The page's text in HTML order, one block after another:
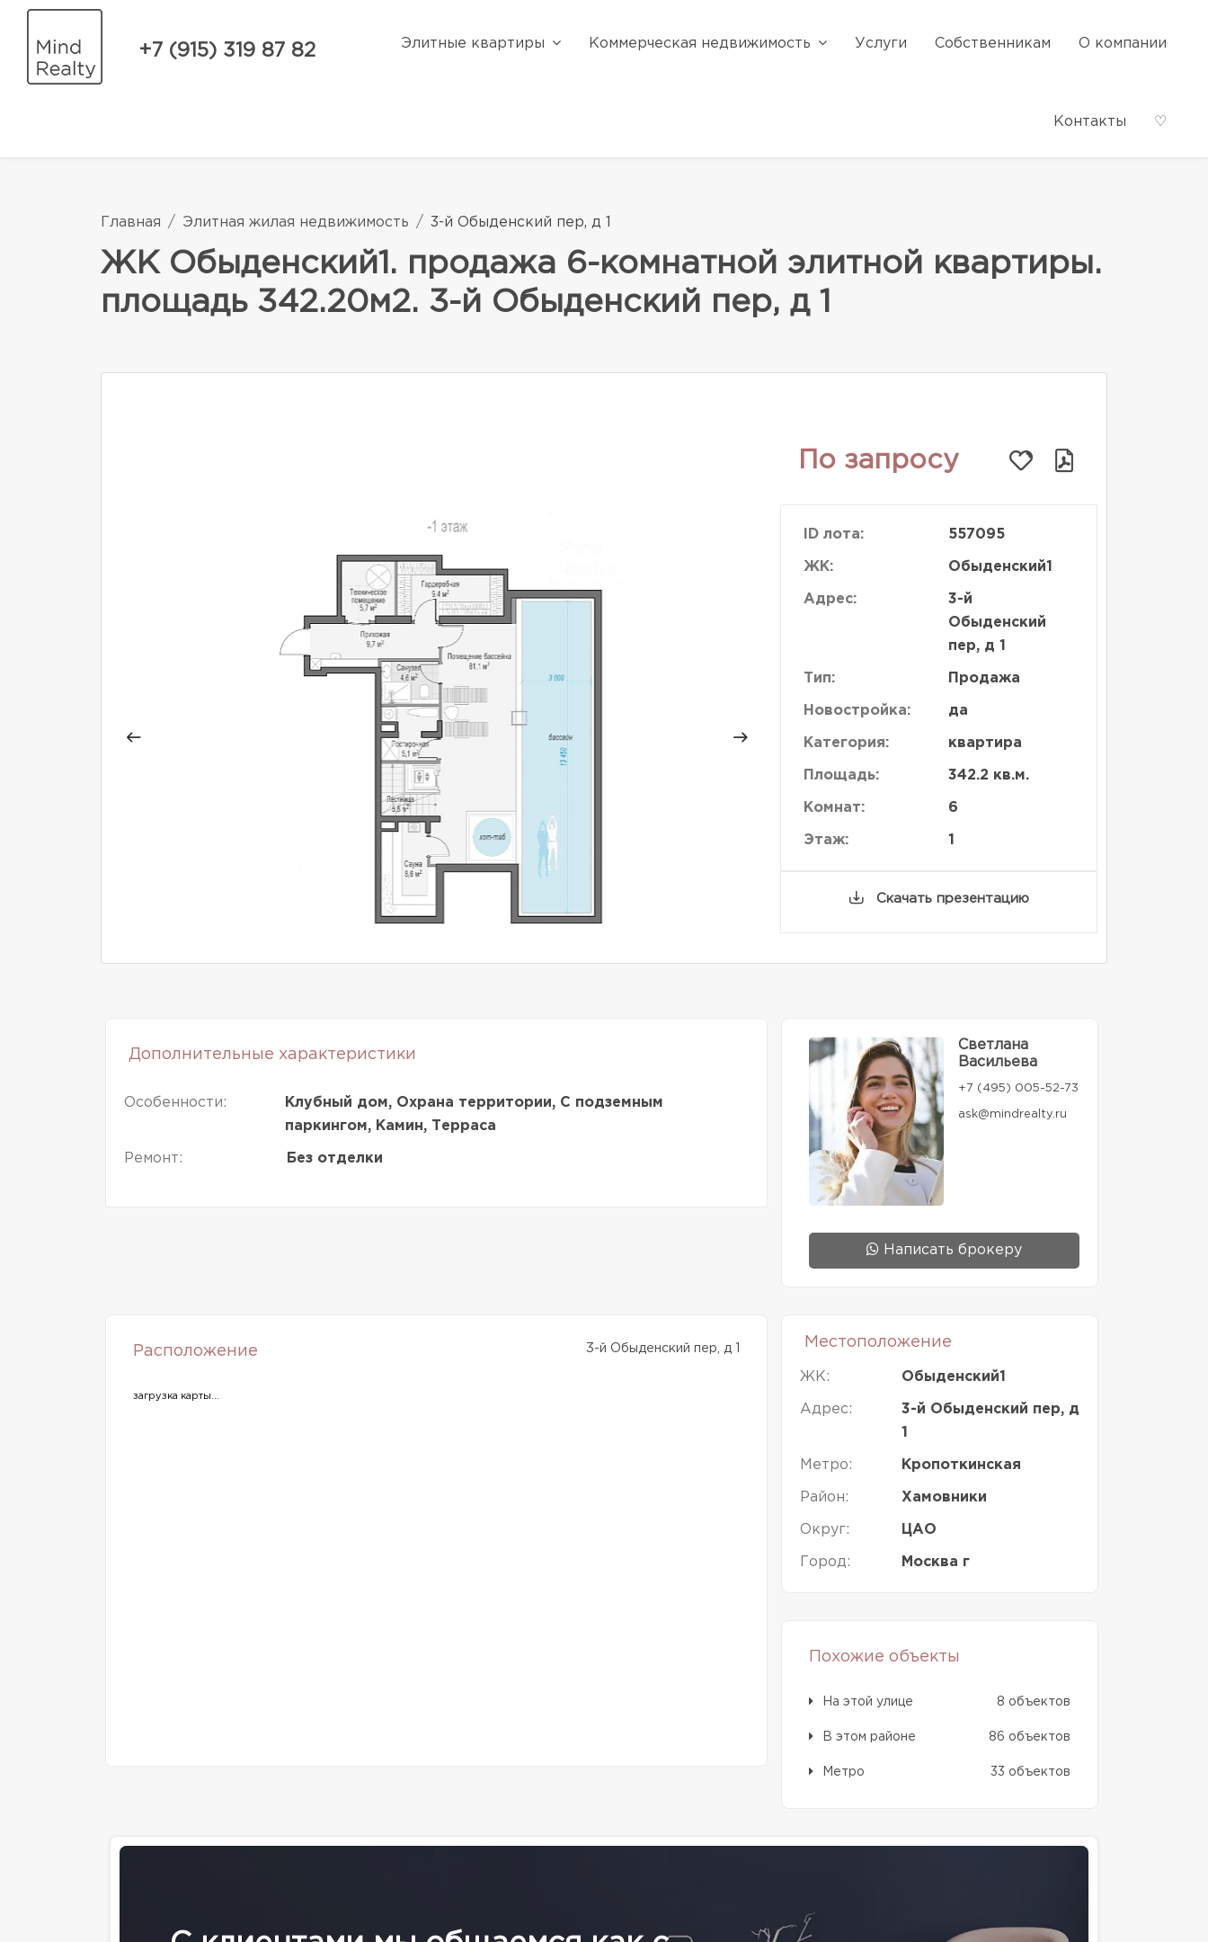
+7 (915) 319 87 82 Элитные квартиры Коммерческая недвижимость Услуги Собственникам О компании
Контакты ♡
Главная Элитная жилая недвижимость 3-й Обыденский пер, д 1
ЖК Обыденский1. продажа 6-комнатной элитной квартиры.
площадь 342.20м2. 3-й Обыденский пер, д 1
По запросу
ID лота: 557095
ЖК: Обыденский1
Адрес:
3-й
Обыденский
пер, д 1
Тип: Продажа
Новостройка: да
Категория: квартира
Площадь: 342.2 кв.м.
Комнат: 6
Этаж: 1
Скачать презентацию
Дополнительные характеристики
Особенности:
Клубный дом, Охрана территории, С подземным
паркингом, Камин, Терраса
Ремонт: Без отделки
Светлана
Васильева
+7 (495) 005-52-73
ask@mindrealty.ru
Написать брокеру
Расположение 3-й Обыденский пер, д 1
загрузка карты...
Местоположение
ЖК: Обыденский1
Адрес:
3-й Обыденский пер, д
1
Метро: Кропоткинская
Район: Хамовники
Округ: ЦАО
Город: Москва г
Похожие объекты
На этой улице 8 объектов
В этом районе 86 объектов
Метро 33 объектов